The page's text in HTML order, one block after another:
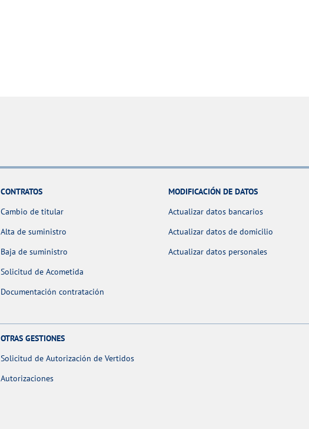
CONTRATOS
Cambio de titular
Alta de suministro
Baja de suministro
Solicitud de Acometida
Documentación contratación
MODIFICACIÓN DE DATOS
Actualizar datos bancarios
Actualizar datos de domicilio
Actualizar datos personales
OTRAS GESTIONES
Solicitud de Autorización de Vertidos
Autorizaciones